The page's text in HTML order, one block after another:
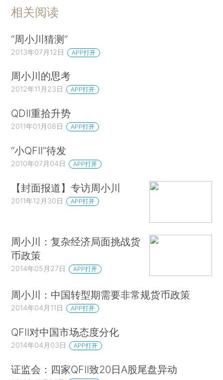
相关阅读
“周小川猜测”
2013年07月12日 APP打开
周小川的思考
2012年11月23日 APP打开
QDII重拾升势
2011年01月08日 APP打开
“小QFII”待发
2010年07月04日 APP打开
【封面报道】专访周小川
2011年12月30日 APP打开
周小川：复杂经济局面挑战货
币政策
2014年05月27日 APP打开
周小川：中国转型期需要非常规货币政策
2014年04月11日 APP打开
QFII对中国市场态度分化
2014年04月03日 APP打开
证监会：四家QFII致20日A股尾盘异动